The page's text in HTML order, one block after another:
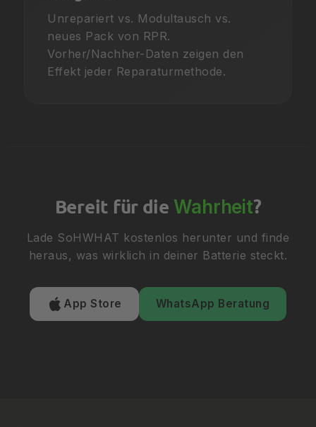
Unrepariert vs. Modultausch vs.
neues Pack von RPR.
Vorher/Nachher-Daten zeigen den
Effekt jeder Reparaturmethode.
Bereit für die Wahrheit?
Lade SoHWHAT kostenlos herunter und finde
heraus, was wirklich in deiner Batterie steckt.
App Store WhatsApp Beratung